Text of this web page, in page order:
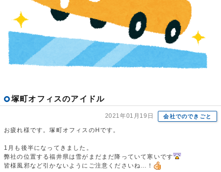
塚町オフィスのアイドル
2021年01月19日 会社でのできごと
お疲れ様です。塚町オフィスのHです。
1月も後半になってきました。
弊社の位置する福井県は雪がまだまだ降っていて寒いです
皆様風邪など引かないようにご注意くださいね…！